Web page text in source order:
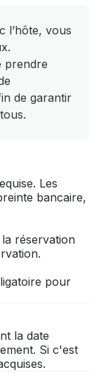
l’hôte, vous
prendre
de garantir
Les
bancaire,
réservation
pour
la date
Si c'est